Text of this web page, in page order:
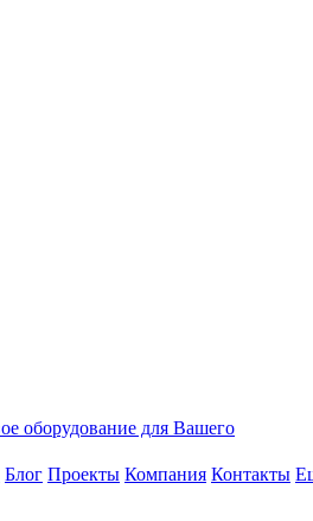
Блог Проекты Компания Контакты